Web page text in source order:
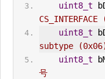
uint8_t
CS_ IN
uint8_t
subtype
uint8_t
号